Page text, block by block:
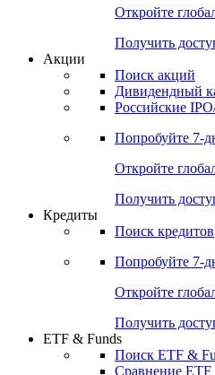
Опросы
Попробуйте7-
Откройте
Получить
Поиск акций
Российские
Попробуйте7-
Откройте
Получить
Поиск кредитов
Попробуйте7-
Откройте